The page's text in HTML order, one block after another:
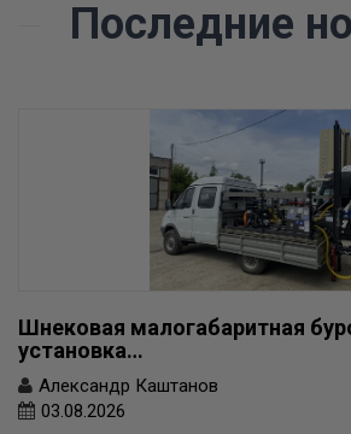
Последние
Шнековая малогабаритная
установка…
Александр Каштанов
03.08.2026